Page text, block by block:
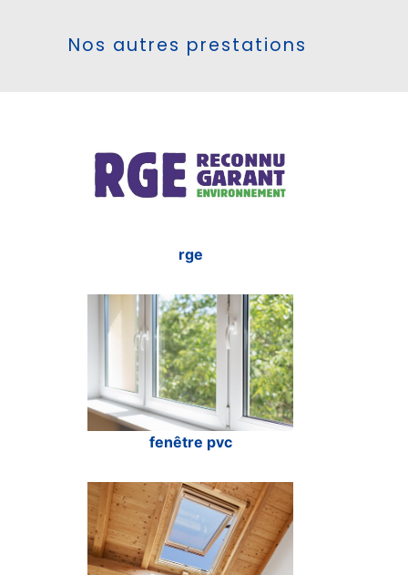
Nos autres prestations
rge
fenêtre pvc